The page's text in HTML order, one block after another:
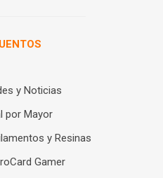
y Noticias
por Mayor
y Resinas
Gamer